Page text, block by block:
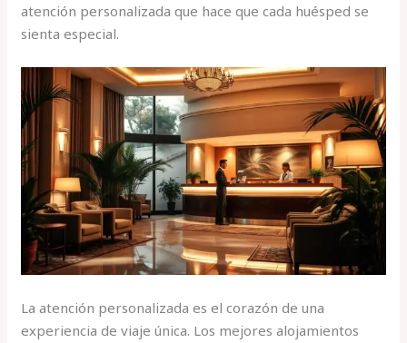
atención personalizada que hace que cada huésped se
sienta especial.
La atención personalizada es el corazón de una
experiencia de viaje única. Los mejores alojamientos